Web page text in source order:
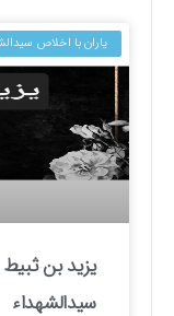
یاران با اخلاص
یزید بن
سیدالشهداء